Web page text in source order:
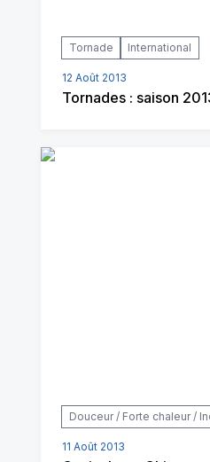
Tornade International
12 Août 2013
Tornades : saison
Douceur / Forte chaleur /
11 Août 2013